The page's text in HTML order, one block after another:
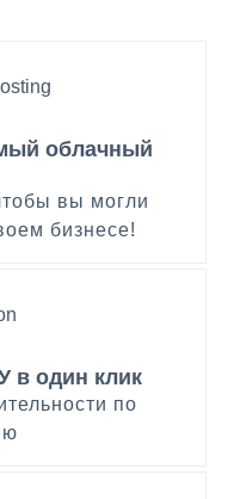
облачный
вы могли
бизнесе!
в один клик
по